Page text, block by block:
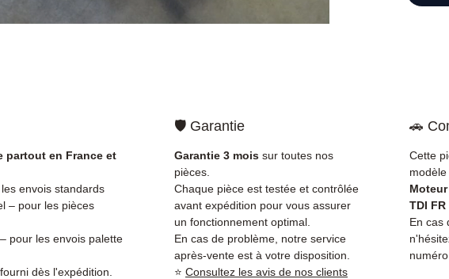
?
partout en France et
envois standards
– pour les pièces
pour les envois palette
dès l'expédition.
🛡️ Garantie
Garantie 3 mois sur toutes nos
pièces.
Chaque pièce est testée et contrôlée
avant expédition pour vous assurer
un fonctionnement optimal.
En cas de problème, notre service
après-vente est à votre disposition.
⭐ Consultez les avis de nos clients
🚗
Cette
TDI FR
En cas